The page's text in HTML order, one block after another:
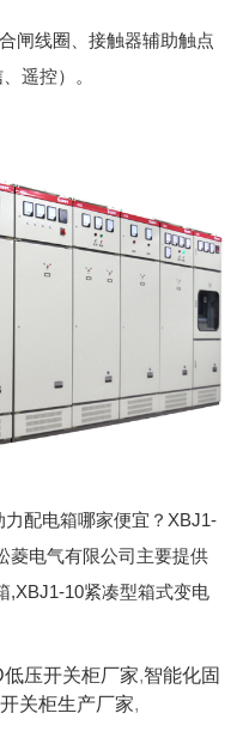
闸线圈、接触器辅助触点
遥控）。
配电箱哪家便宜？XBJ1-
菱电气有限公司主要提供
,XBJ1-10紧凑型箱式变电
低压开关柜厂家,智能化固
关柜生产厂家,